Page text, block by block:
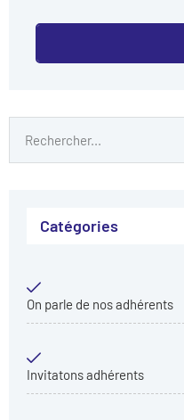
Catégories
On parle de nos adhérents
Invitatons adhérents